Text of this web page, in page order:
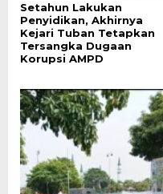
Setahun Lakukan
Penyidikan, Akhirnya
Kejari Tuban Tetapkan
Tersangka Dugaan
Korupsi AMPD